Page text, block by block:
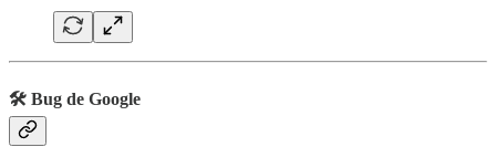
🛠️ Bug de Google